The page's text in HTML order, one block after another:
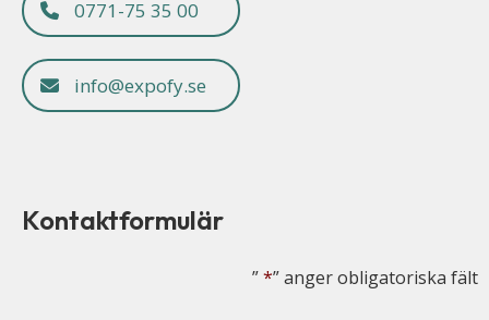
0771-75 35 00
info@expofy.se
Kontaktformulär
”*” anger obligatoriska fält